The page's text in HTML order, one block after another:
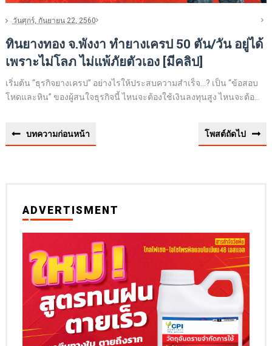
วันศุกร์, กันยายน 22, 2560
ทินยางทอง จ.พังงา ทำยางเครป 50 ตัน/วัน อยู่ได้
เพราะไม่โลภ ไม่แพ้ภัยตัวเอง [มีคลิป]
เริ่มต้น “ธุรกิจยางเครป” อย่างไรให้ประสบความสำเร็จ...? เป็น “ข้อสอบ
โหดและหิน” ของผู้สนใจธุรกิจนี้ ไหนจะต้องใช้เงินลงทุนสูง ไหนจะต้อ...
บทความก่อนหน้า โพสต์ถัดไป
ADVERTISMENT